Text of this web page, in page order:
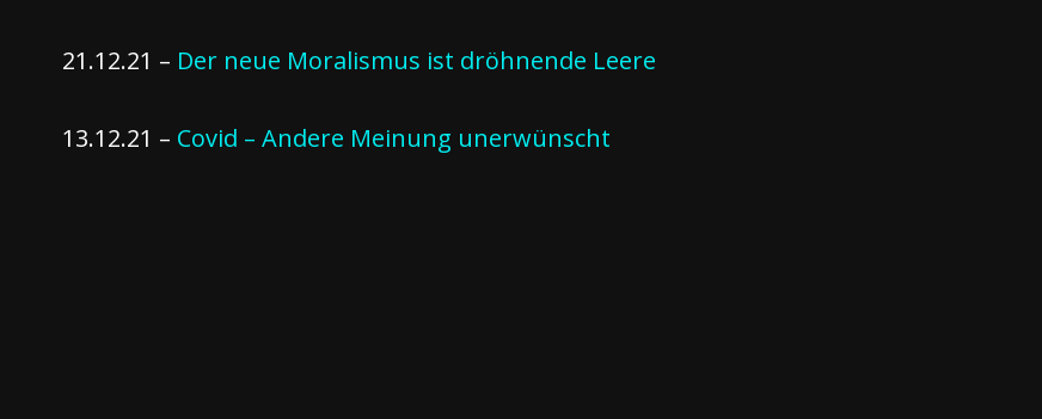
21.12.21 – Der neue Moralismus ist dröhnende Leere
13.12.21 – Covid – Andere Meinung unerwünscht